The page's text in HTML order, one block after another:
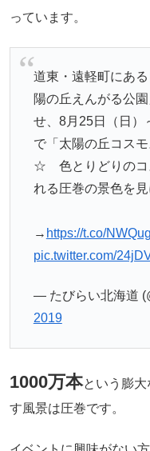
っています。
道東・遠軽町にあ
陽の丘えんがる公
せ、8月25日（日）
で「太陽の丘コス
☆ 色とりどりのコ
れる圧巻の景色を見
→ https://t.co/
pic.twitter.com/
— たびらい北海道
2019
1000万本という膨大
す風景は圧巻です。